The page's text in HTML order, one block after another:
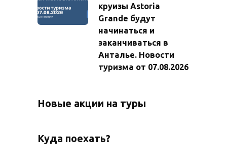
круизы Astoria
Grande будут
начинаться и
заканчиваться в
Анталье. Новости
туризма от 07.08.2026
Новые акции на туры
Куда поехать?